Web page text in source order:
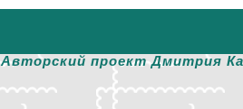
Авторский проект Дмитрия